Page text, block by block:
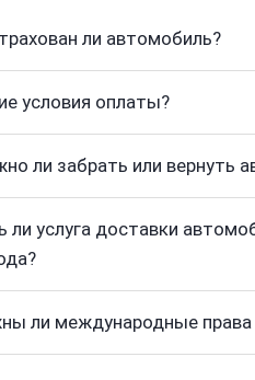
ли автомобиль?
условия оплаты?
ли забрать или вернуть
ли услуга доставки
ли международные